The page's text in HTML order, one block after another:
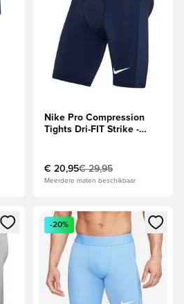
Nike Pro Compression
Tights Dri-FIT Strike -
€ 20,95€ 29,95
Meerdere maten beschikbaar
in te loggen of je aan te melden als
Opent een venster om in te
-20%